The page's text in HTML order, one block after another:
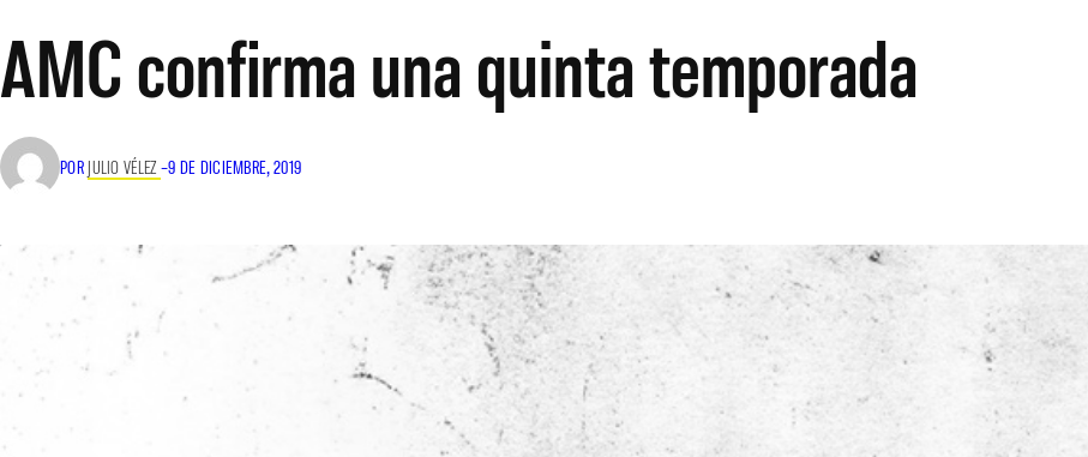
AMC confirma una quinta temporada
POR JULIO VÉLEZ –9 DE DICIEMBRE, 2019